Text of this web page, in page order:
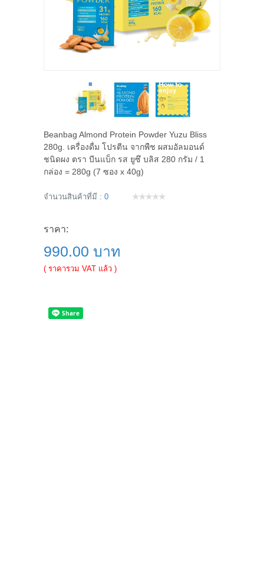
Beanbag Almond Protein Powder Yuzu Bliss
280g. เครื่องดื่ม โปรตีน จากพืช ผสมอัลมอนด์
ชนิดผง ตรา บีนแบ็ก รส ยูซึ บลิส 280 กรัม / 1
กล่อง = 280g (7 ซอง x 40g)
จำนวนสินค้าที่มี : 0
ราคา:
990.00 บาท
( ราคารวม VAT แล้ว )